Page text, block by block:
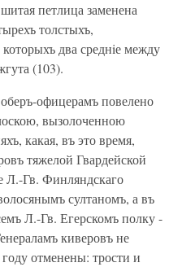
петлица заменена
толстыхъ,
два среднiе между
(103).
офицерамъ повелено
вызолоченною
какая, въ это время,
тяжелой Гвардейской
Л.-Гв. Финляндскаго
султаномъ, а въ
Л.-Гв. Егерскомъ полку -
киверовъ не
отменены: трости и